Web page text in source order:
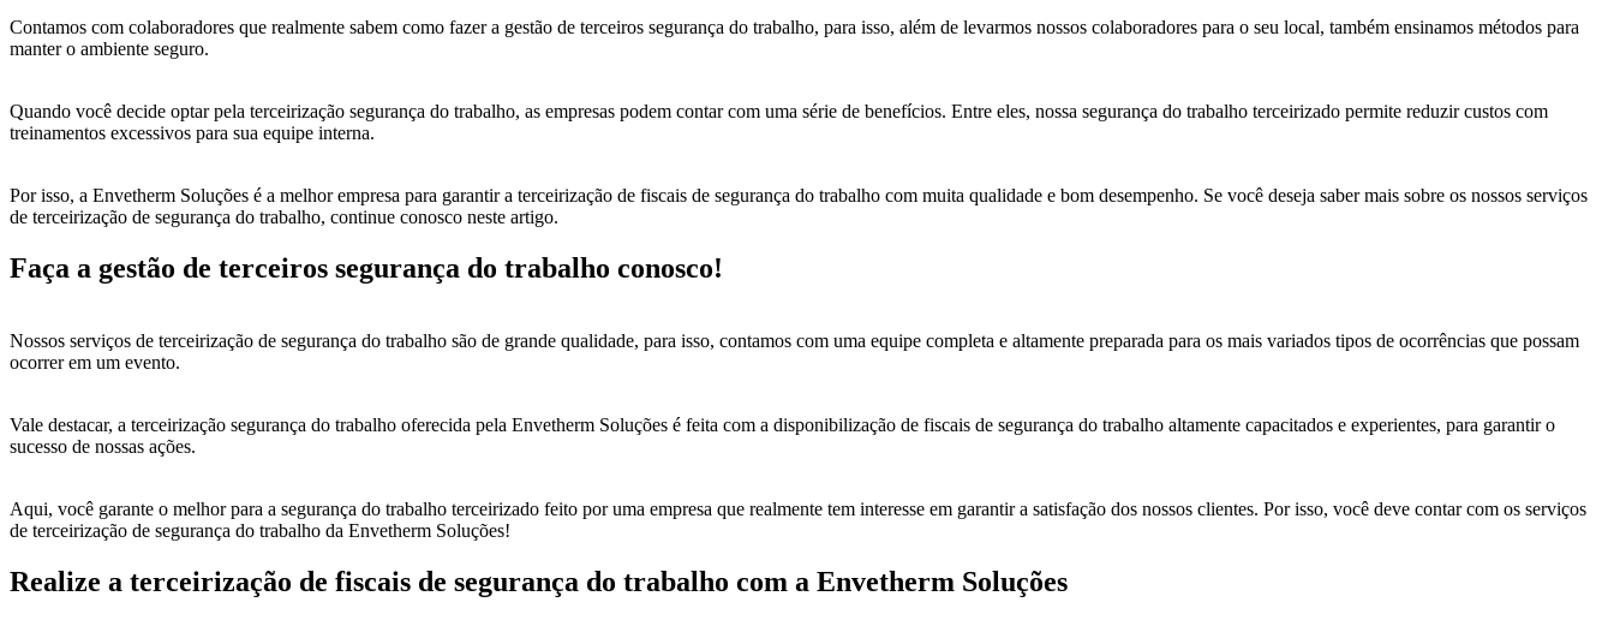
Contamos com colaboradores que realmente sabem como fazer a gestão de terceiros segurança do trabalho, para isso, além de levarmos nossos colaboradores para o seu local, também ensinamos métodos para
manter o ambiente seguro.
Quando você decide optar pela terceirização segurança do trabalho, as empresas podem contar com uma série de benefícios. Entre eles, nossa segurança do trabalho terceirizado permite reduzir custos com
treinamentos excessivos para sua equipe interna.
Por isso, a Envetherm Soluções é a melhor empresa para garantir a terceirização de fiscais de segurança do trabalho com muita qualidade e bom desempenho. Se você deseja saber mais sobre os nossos serviços
de terceirização de segurança do trabalho, continue conosco neste artigo.
Faça a gestão de terceiros segurança do trabalho conosco!
Nossos serviços de terceirização de segurança do trabalho são de grande qualidade, para isso, contamos com uma equipe completa e altamente preparada para os mais variados tipos de ocorrências que possam
ocorrer em um evento.
Vale destacar, a terceirização segurança do trabalho oferecida pela Envetherm Soluções é feita com a disponibilização de fiscais de segurança do trabalho altamente capacitados e experientes, para garantir o
sucesso de nossas ações.
Aqui, você garante o melhor para a segurança do trabalho terceirizado feito por uma empresa que realmente tem interesse em garantir a satisfação dos nossos clientes. Por isso, você deve contar com os serviços
de terceirização de segurança do trabalho da Envetherm Soluções!
Realize a terceirização de fiscais de segurança do trabalho com a Envetherm Soluções